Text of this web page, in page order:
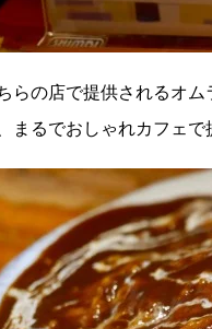
らの店で提供されるオ
まるでおしゃれカフェで